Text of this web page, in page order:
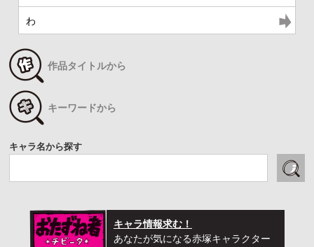
わ
作品タイトルから
キーワードから
キャラ名から探す
キャラ情報求む！
あなたが気になる赤塚キャラクター